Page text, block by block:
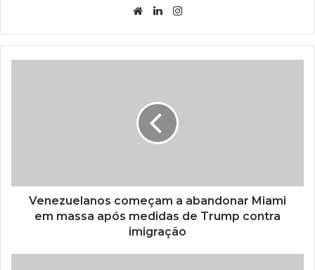
WebsiteLinkedin
Venezuelanos começam a abandonar Miami
em massa após medidas de Trump contra
imigração